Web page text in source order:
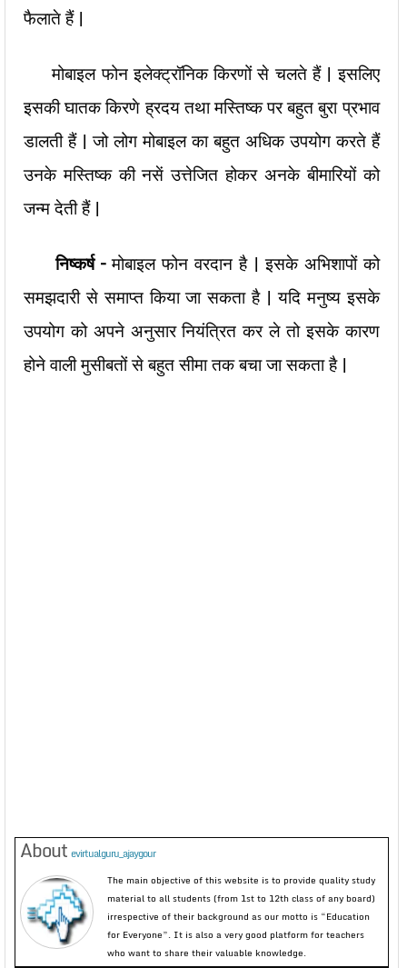
फैलाते हैं |
मोबाइल फोन इलेक्ट्रॉनिक किरणों से चलते हैं | इसलिए
इसकी घातक किरणे ह्रदय तथा मस्तिष्क पर बहुत बुरा प्रभाव
डालती हैं | जो लोग मोबाइल का बहुत अधिक उपयोग करते हैं
उनके मस्तिष्क की नसें उत्तेजित होकर अनके बीमारियों को
जन्म देती हैं |
निष्कर्ष –मोबाइल फोन वरदान है | इसके अभिशापों को
समझदारी से समाप्त किया जा सकता है | यदि मनुष्य इसके
उपयोग को अपने अनुसार नियंत्रित कर ले तो इसके कारण
होने वाली मुसीबतों से बहुत सीमा तक बचा जा सकता है |
About evirtualguru_ajaygour
The main objective of this website is to provide quality study
material to all students (from 1st to 12th class of any board)
irrespective of their background as our motto is “Education
for Everyone”. It is also a very good platform for teachers
who want to share their valuable knowledge.